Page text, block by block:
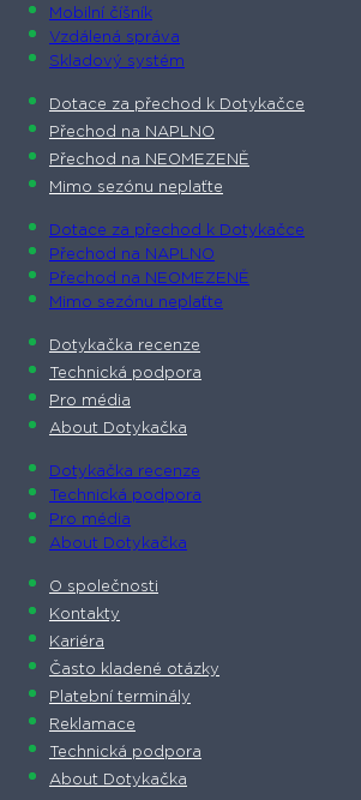
Mobilní číšník
Vzdálená správa
Skladový systém
Dotace za přechod k Dotykačce
Přechod na NAPLNO
Přechod na NEOMEZENĚ
Mimo sezónu neplaťte
Dotace za přechod k Dotykačce
Přechod na NAPLNO
Přechod na NEOMEZENĚ
Mimo sezónu neplaťte
Dotykačka recenze
Technická podpora
Pro média
About Dotykačka
Dotykačka recenze
Technická podpora
Pro média
About Dotykačka
O společnosti
Kontakty
Kariéra
Často kladené otázky
Platební terminály
Reklamace
Technická podpora
About Dotykačka